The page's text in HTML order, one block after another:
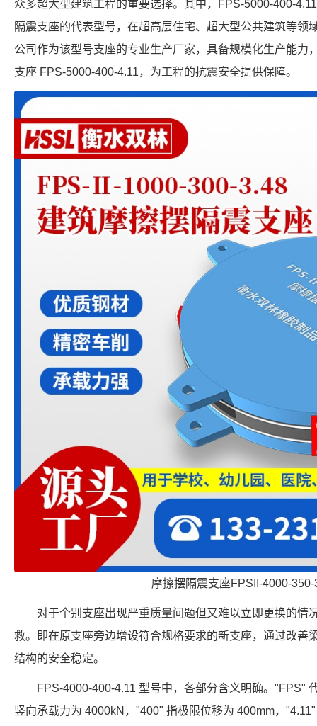
众多超大型建筑工程的重要选择。其中，FPS-5000-400-
隔震支座的代表型号，在超高层住宅、超大型公共建筑等领
公司作为该型号支座的专业生产厂家，具备规模化生产能力
支座 FPS-5000-400-4.11，为工程的抗震安全提供保障。
摩擦摆隔震支座FPSII-4000-350-
对于个别支座出现严重质量问题但又难以立即更换的情
救。即在原支座旁边增设符合规格要求的新支座，通过改善
结构的安全稳定。
FPS-4000-400-4.11 型号中，各部分含义明确。"FPS"
竖向承载力为 4000kN，"400" 指极限位移为 400mm，